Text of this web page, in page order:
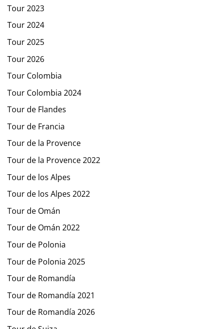
Tour 2023
Tour 2024
Tour 2025
Tour 2026
Tour Colombia
Tour Colombia 2024
Tour de Flandes
Tour de Francia
Tour de la Provence
Tour de la Provence 2022
Tour de los Alpes
Tour de los Alpes 2022
Tour de Omán
Tour de Omán 2022
Tour de Polonia
Tour de Polonia 2025
Tour de Romandía
Tour de Romandía 2021
Tour de Romandía 2026